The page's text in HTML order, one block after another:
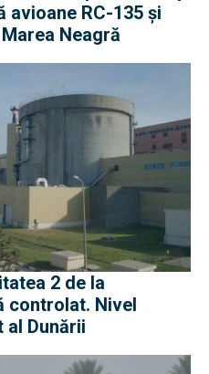
avioane RC-135 și
Neagră
2 de la
controlat. Nivel
Dunării